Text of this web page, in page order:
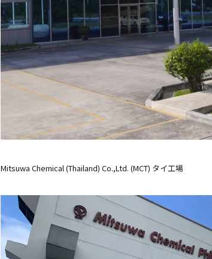
Mitsuwa Chemical (Thailand) Co.,Ltd. (MCT) タイ工場